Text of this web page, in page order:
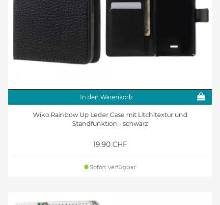
In den Warenkorb
Wiko Rainbow Up Leder Case mit Litchitextur und
Standfunktion - schwarz
19.90 CHF
Sofort verfügbar